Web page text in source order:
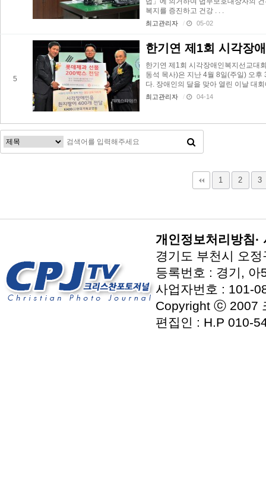
복지를 증진하고 건강 . . .
최고관리자 / 05-02
5
한기연 제1회 시각장
한기연 제1회 시각장애인복지선교대
동석 목사)은 지난 4월 8일(주일) 오
다. 장애인의 달을 맞아 열린 이날 대회
최고관리자 / 04-14
1 2 3
개인정보처리방침·
경기도 부천시 오
등록번호 : 경기,
사업자번호 : 101-
Copyright ⓒ 2007
편집인 : H.P 010-